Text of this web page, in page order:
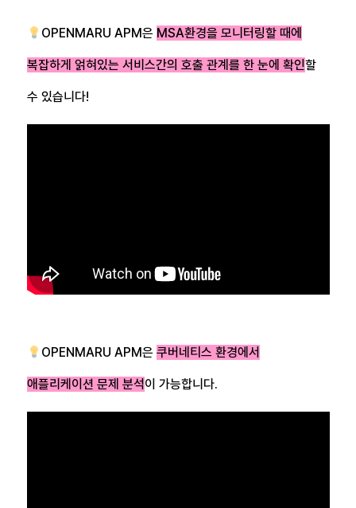
OPENMARU APM은 MSA환경을 모니터링할 때에
복잡하게 얽혀있는 서비스간의 호출 관계를 한 눈에 확인할
수 있습니다!
OPENMARU APM은 쿠버네티스 환경에서
애플리케이션 문제 분석이 가능합니다.